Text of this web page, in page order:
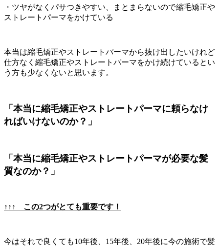
・ツヤがなくパサつきやすい、まとまらないので縮毛矯正や
ストレートパーマをかけている
本当は縮毛矯正やストレートパーマから抜け出したいけれど
仕方なく縮毛矯正やストレートパーマをかけ続けているとい
う方も少なくないと思います。
「本当に縮毛矯正やストレートパーマに頼らなけ
ればいけないのか？」
「本当に縮毛矯正やストレートパーマが必要な髪
質なのか？」
↑↑↑ この2つがとても重要です！
今はそれで良くても10年後、15年後、20年後に今の施術で髪